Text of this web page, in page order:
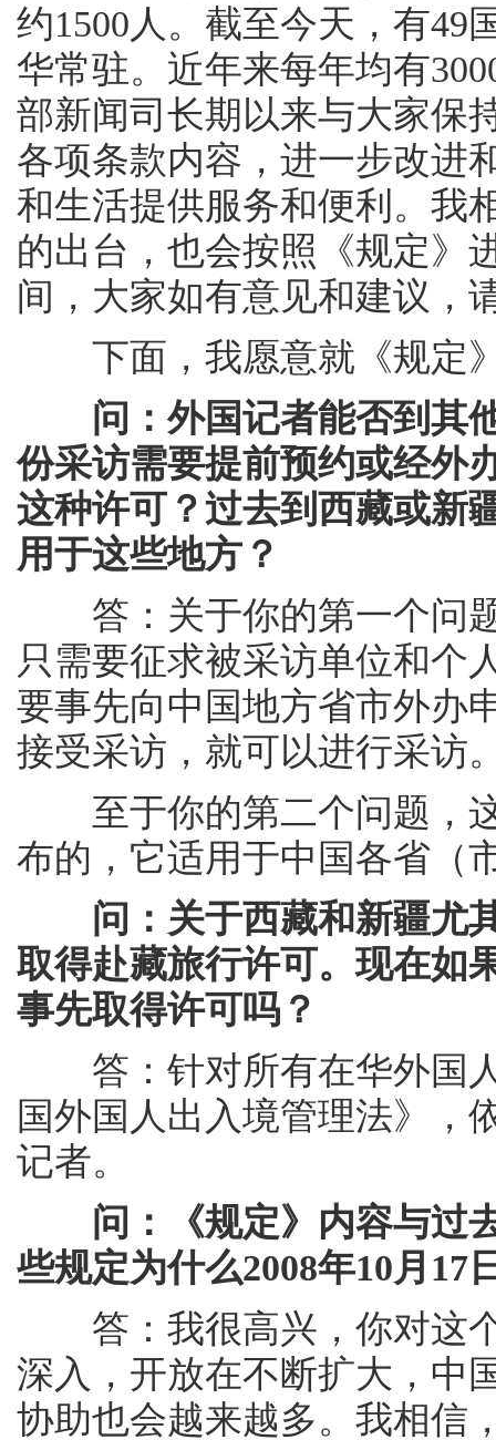
约1500人。截至今天，有49
华常驻。近年来每年均有
部新闻司长期以来与大家保
各项条款内容，进一步改进
和生活提供服务和便利。我
的出台，也会按照《规定》
间，大家如有意见和建议，
下面，我愿意就《规定》
问：外国记者能否到其
份采访需要提前预约或经外
这种许可？过去到西藏或新
用于这些地方？
答：关于你的第一个问题
只需要征求被采访单位和个
要事先向中国地方省市外办
接受采访，就可以进行采访
至于你的第二个问题，这
布的，它适用于中国各省（
问：关于西藏和新疆尤
取得赴藏旅行许可。现在如
事先取得许可吗？
答：针对所有在华外国人
国外国人出入境管理法》，
记者。
问：《规定》内容与过
些规定为什么2008年10月17
答：我很高兴，你对这个
深入，开放在不断扩大，中
协助也会越来越多。我相信